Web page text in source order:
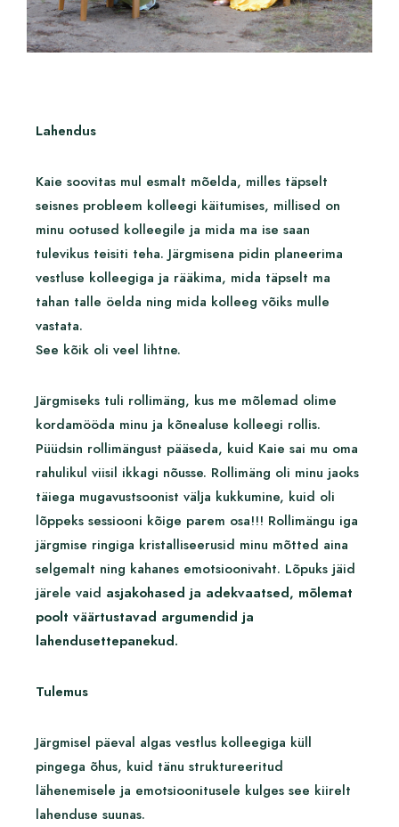
Lahendus
Kaie soovitas mul esmalt mõelda, milles täpselt
seisnes probleem kolleegi käitumises, millised on
minu ootused kolleegile ja mida ma ise saan
tulevikus teisiti teha. Järgmisena pidin planeerima
vestluse kolleegiga ja rääkima, mida täpselt ma
tahan talle öelda ning mida kolleeg võiks mulle
vastata.
See kõik oli veel lihtne.
Järgmiseks tuli rollimäng, kus me mõlemad olime
kordamööda minu ja kõnealuse kolleegi rollis.
Püüdsin rollimängust pääseda, kuid Kaie sai mu oma
rahulikul viisil ikkagi nõusse. Rollimäng oli minu jaoks
täiega mugavustsoonist välja kukkumine, kuid oli
lõppeks sessiooni kõige parem osa!!! Rollimängu iga
järgmise ringiga kristalliseerusid minu mõtted aina
selgemalt ning kahanes emotsioonivaht. Lõpuks jäid
järele vaid asjakohased ja adekvaatsed, mõlemat
poolt väärtustavad argumendid ja
lahendusettepanekud.
Tulemus
Järgmisel päeval algas vestlus kolleegiga küll
pingega õhus, kuid tänu struktureeritud
lähenemisele ja emotsioonitusele kulges see kiirelt
lahenduse suunas.